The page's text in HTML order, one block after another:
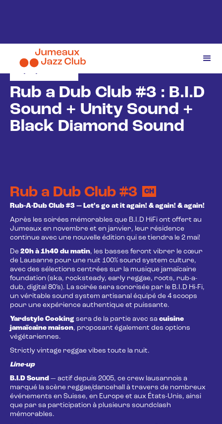
2/5/2026
Rub a Dub Club #3 : B.I.D
Sound + Unity Sound +
Black Diamond Sound
Rub a Dub Club #3
CH
Rub-A-Dub Club #3 — Let’s go at it again! & again! & again!
Après les soirées mémorables que B.I.D HiFi ont offert au
Jumeaux en novembre et en janvier, leur résidence
continue avec une nouvelle édition qui se tiendra le 2 mai!
De 20h à 1h40 du matin, les basses feront vibrer le cœur
de Lausanne pour une nuit 100% sound system culture,
avec des sélections centrées sur la musique jamaïcaine
foundation (ska, rocksteady, early reggae, roots, rub-a-
dub, digital 80’s). La soirée sera sonorisée par le B.I.D Hi-Fi,
un véritable sound system artisanal équipé de 4 scoops
pour une expérience authentique et puissante.
Yardstyle Cooking sera de la partie avec sa cuisine
jamaïcaine maison, proposant également des options
végétariennes.
Strictly vintage reggae vibes toute la nuit.
Line-up
B.I.D Sound — actif depuis 2005, ce crew lausannois a
marqué la scène reggae/dancehall à travers de nombreux
événements en Suisse, en Europe et aux États-Unis, ainsi
que par sa participation à plusieurs soundclash
mémorables.